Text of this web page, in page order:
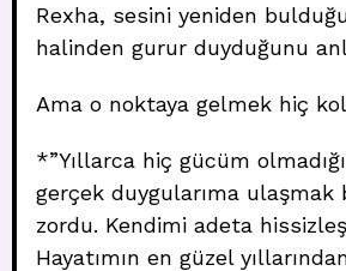
Rexha, sesini yeniden
halinden gurur duyduğunu
Ama o noktaya gelmek hiç
*”Yıllarca hiç gücüm
gerçek duygularıma ulaşmak
zordu. Kendimi adeta
Hayatımın en güzel